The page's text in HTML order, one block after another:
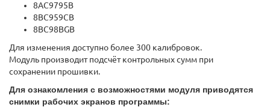
8AC9795B
8BC959CB
8BC98BGB
Для изменения доступно более 300 калибровок.
Модуль производит подсчёт контрольных сумм при
сохранении прошивки.
Для ознакомления с возможностями модуля приводятся
снимки рабочих экранов программы: